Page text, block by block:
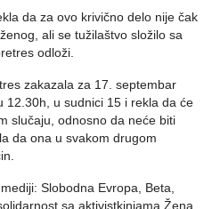
da za ovo krivično delo nije čak
ali se tužilaštvo složilo sa
odloži.
zakazala za 17. septembar
12.30h, u sudnici 15 i rekla da će
slučaju, odnosno da neće biti
da ona u svakom drugom
Slobodna Evropa, Beta,
sa aktivistkinjama Žena